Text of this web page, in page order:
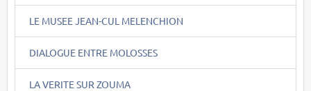
LE MUSEE JEAN-CUL MELENCHION
DIALOGUE ENTRE MOLOSSES
LA VERITE SUR ZOUMA